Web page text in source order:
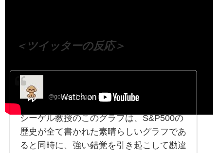
＜ツイッターの反応＞
@golden_inago
シーゲル教授のこのグラフは、S&P500の
歴史が全て書かれた素晴らしいグラフであ
ると同時に、強い錯覚を引き起こして勘違